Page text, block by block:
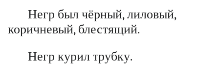
Негр был чёрный, лиловый,
коричневый, блестящий.
Негр курил трубку.